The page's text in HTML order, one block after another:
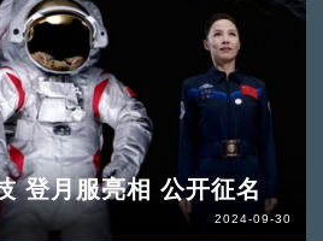
登月服亮相 公开征名
2024-09-30